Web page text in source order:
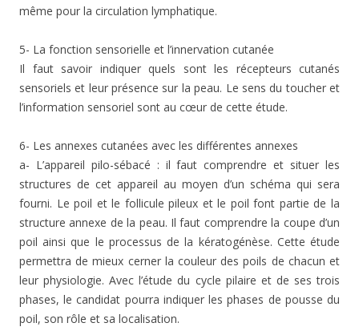
même pour la circulation lymphatique.
5- La fonction sensorielle et l’innervation cutanée
Il faut savoir indiquer quels sont les récepteurs cutanés
sensoriels et leur présence sur la peau. Le sens du toucher et
l’information sensoriel sont au cœur de cette étude.
6- Les annexes cutanées avec les différentes annexes
a- L’appareil pilo-sébacé : il faut comprendre et situer les
structures de cet appareil au moyen d’un schéma qui sera
fourni. Le poil et le follicule pileux et le poil font partie de la
structure annexe de la peau. Il faut comprendre la coupe d’un
poil ainsi que le processus de la kératogénèse. Cette étude
permettra de mieux cerner la couleur des poils de chacun et
leur physiologie. Avec l’étude du cycle pilaire et de ses trois
phases, le candidat pourra indiquer les phases de pousse du
poil, son rôle et sa localisation.